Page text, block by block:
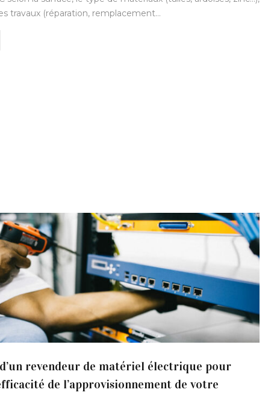
travaux (réparation, remplacement…
revendeur de matériel électrique pour
de l’approvisionnement de votre